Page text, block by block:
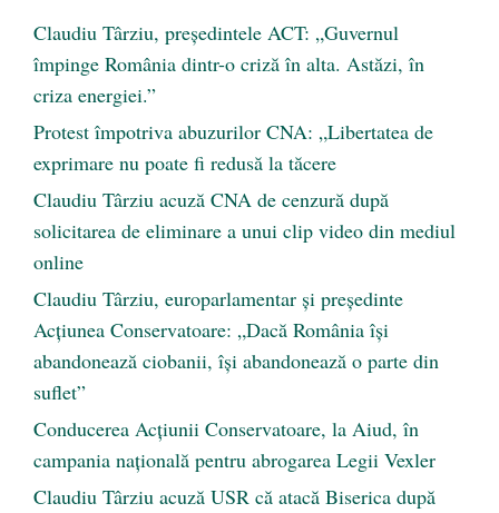
Claudiu Târziu, președintele ACT: „Guvernul
împinge România dintr-o criză în alta. Astăzi, în
criza energiei.”
Protest împotriva abuzurilor CNA: „Libertatea de
exprimare nu poate fi redusă la tăcere
Claudiu Târziu acuză CNA de cenzură după
solicitarea de eliminare a unui clip video din mediul
online
Claudiu Târziu, europarlamentar și președinte
Acțiunea Conservatoare: „Dacă România își
abandonează ciobanii, își abandonează o parte din
suflet”
Conducerea Acțiunii Conservatoare, la Aiud, în
campania națională pentru abrogarea Legii Vexler
Claudiu Târziu acuză USR că atacă Biserica după